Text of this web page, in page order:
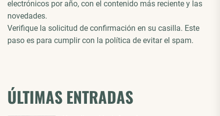
electrónicos por año, con el contenido más reciente y las
novedades.
Verifique la solicitud de confirmación en su casilla. Este
paso es para cumplir con la política de evitar el spam.
ÚLTIMAS ENTRADAS